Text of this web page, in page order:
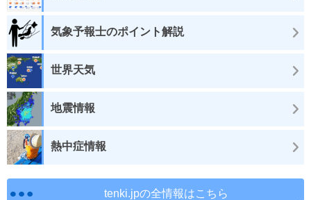
気象予報士のポイント解説
世界天気
地震情報
熱中症情報
tenki.jpの全情報はこちら